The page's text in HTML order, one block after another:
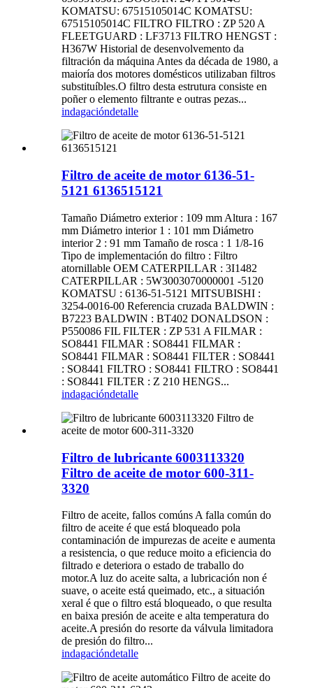
KOMATSU: 67515105014C KOMATSU:
67515105014C FILTRO FILTRO : ZP 520 A
FLEETGUARD : LF3713 FILTRO HENGST :
H367W Historial de desenvolvemento da
filtración da máquina Antes da década de 1980, a
maioría dos motores domésticos utilizaban filtros
substituíbles.O filtro desta estrutura consiste en
poñer o elemento filtrante e outras pezas...
indagacióndetalle
Filtro de aceite de motor 6136-51-
5121 6136515121
Tamaño Diámetro exterior : 109 mm Altura : 167
mm Diámetro interior 1 : 101 mm Diámetro
interior 2 : 91 mm Tamaño de rosca : 1 1/8-16
Tipo de implementación do filtro : Filtro
atornillable OEM CATERPILLAR : 3I1482
CATERPILLAR : 5W3003070000001 -5120
KOMATSU : 6136-51-5121 MITSUBISHI :
3254-0016-00 Referencia cruzada BALDWIN :
B7223 BALDWIN : BT402 DONALDSON :
P550086 FIL FILTER : ZP 531 A FILMAR :
SO8441 FILMAR : SO8441 FILMAR :
SO8441 FILMAR : SO8441 FILTER : SO8441
: SO8441 FILTRO : SO8441 FILTRO : SO8441
: SO8441 FILTER : Z 210 HENGS...
indagacióndetalle
Filtro de lubricante 6003113320
Filtro de aceite de motor 600-311-
3320
Filtro de aceite, fallos comúns A falla común do
filtro de aceite é que está bloqueado pola
contaminación de impurezas de aceite e aumenta
a resistencia, o que reduce moito a eficiencia do
filtrado e deteriora o estado de traballo do
motor.A luz do aceite salta, a lubricación non é
suave, o aceite está queimado, etc., a situación
xeral é que o filtro está bloqueado, o que resulta
en baixa presión de aceite e alta temperatura do
aceite.A presión do resorte da válvula limitadora
de presión do filtro...
indagacióndetalle